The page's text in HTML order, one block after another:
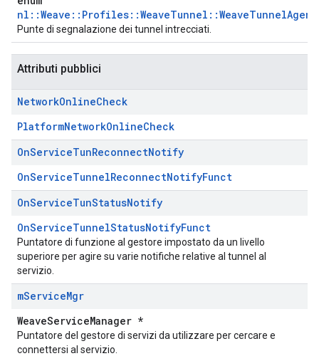
Punte di segnalazione dei tunnel intrecciati.
Attributi pubblici
NetworkOnlineCheck
PlatformNetworkOnlineCheck
OnServiceTunReconnectNotify
OnServiceTunnelReconnectNotifyFunct
OnServiceTunStatusNotify
OnServiceTunnelStatusNotifyFunct
Puntatore di funzione al gestore impostato da un livello
superiore per agire su varie notifiche relative al tunnel al
servizio.
mServiceMgr
WeaveServiceManager *
Puntatore del gestore di servizi da utilizzare per cercare e
connettersi al servizio.